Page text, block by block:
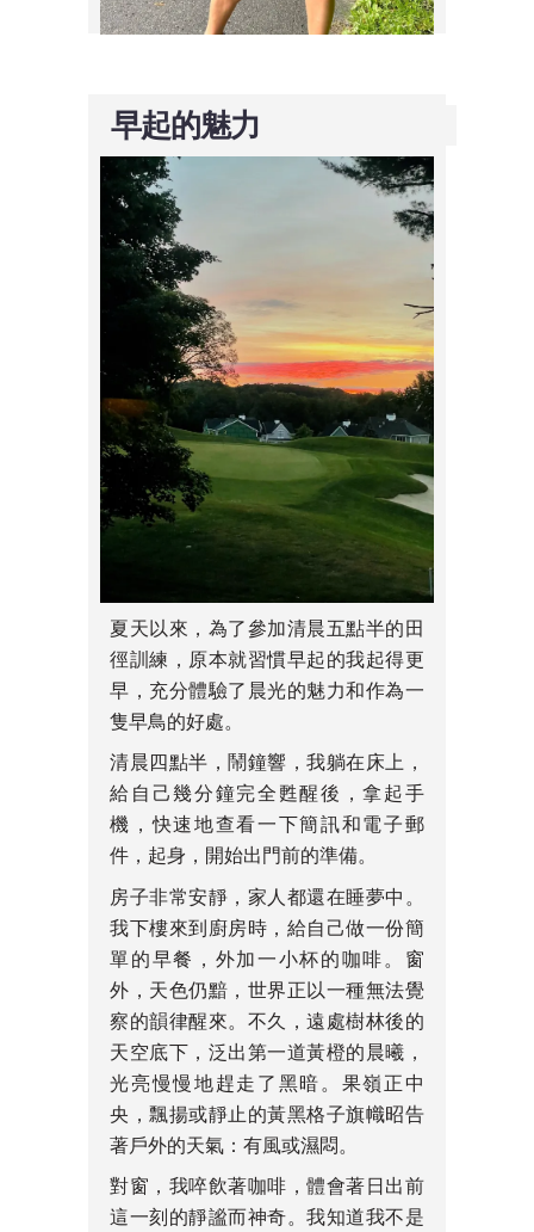
早起的魅力
夏天以來，為了參加清晨五點半的田
徑訓練，原本就習慣早起的我起得更
早，充分體驗了晨光的魅力和作為一
隻早鳥的好處。
清晨四點半，鬧鐘響，我躺在床上，
給自己幾分鐘完全甦醒後，拿起手
機，快速地查看一下簡訊和電子郵
件，起身，開始出門前的準備。
房子非常安靜，家人都還在睡夢中。
我下樓來到廚房時，給自己做一份簡
單的早餐，外加一小杯的咖啡。窗
外，天色仍黯，世界正以一種無法覺
察的韻律醒來。不久，遠處樹林後的
天空底下，泛出第一道黃橙的晨曦，
光亮慢慢地趕走了黑暗。果嶺正中
央，飄揚或靜止的黃黑格子旗幟昭告
著戶外的天氣：有風或濕悶。
對窗，我啐飲著咖啡，體會著日出前
這一刻的靜謐而神奇。我知道我不是